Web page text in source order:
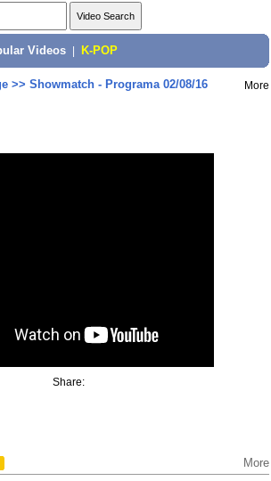
Videos K-POP
>> Showmatch - Programa 02/08/16 More
Share:
More